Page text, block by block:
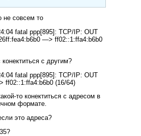
не совсем то
fatal ppp[895]: TCP/IP: OUT
—> ff02::1:ffa4:b6b0
с другим?
fatal ppp[895]: TCP/IP: OUT
ff02::1:ffa4:b6b0 (16/64)
то конектиться с адресом в
формате.
это адреса?